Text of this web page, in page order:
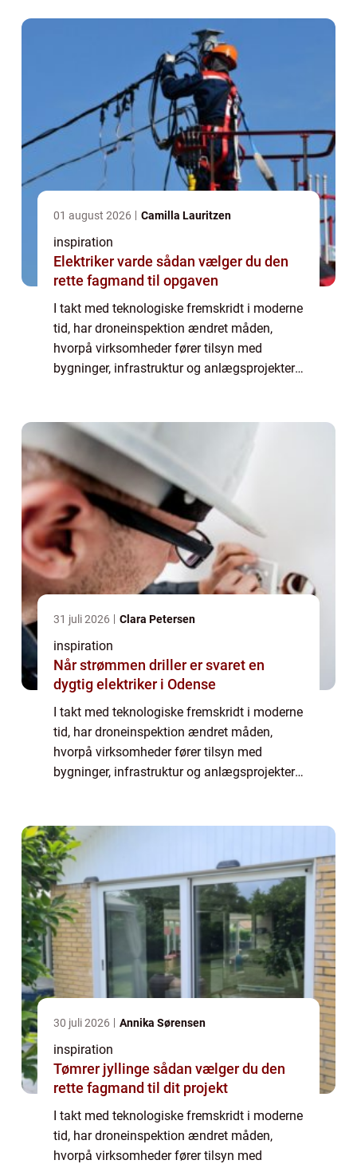
01 august 2026 Camilla Lauritzen
inspiration
Elektriker varde sådan vælger du den
rette fagmand til opgaven
I takt med teknologiske fremskridt i moderne
tid, har droneinspektion ændret måden,
hvorpå virksomheder fører tilsyn med
bygninger, infrastruktur og anlægsprojekter.
31 juli 2026 Clara Petersen
inspiration
Når strømmen driller er svaret en
dygtig elektriker i Odense
I takt med teknologiske fremskridt i moderne
tid, har droneinspektion ændret måden,
hvorpå virksomheder fører tilsyn med
bygninger, infrastruktur og anlægsprojekter.
30 juli 2026 Annika Sørensen
inspiration
Tømrer jyllinge sådan vælger du den
rette fagmand til dit projekt
I takt med teknologiske fremskridt i moderne
tid, har droneinspektion ændret måden,
hvorpå virksomheder fører tilsyn med